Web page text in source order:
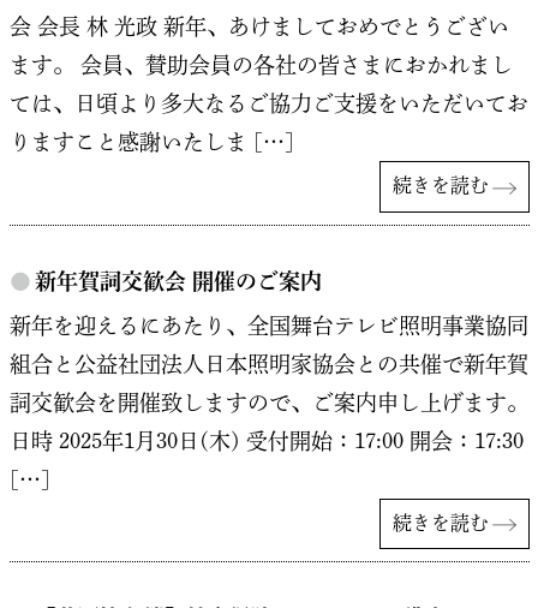
会 会長 林 光政 新年、あけましておめでとうござい
ます。 会員、賛助会員の各社の皆さまにおかれまし
ては、日頃より多大なるご協力ご支援をいただいてお
りますこと感謝いたしま […]
続きを読む
● 新年賀詞交歓会 開催のご案内
新年を迎えるにあたり、全国舞台テレビ照明事業協同
組合と公益社団法人日本照明家協会との共催で新年賀
詞交歓会を開催致しますので、ご案内申し上げます。
日時 2025年1月30日(木) 受付開始：17:00 開会：17:30
[…]
続きを読む